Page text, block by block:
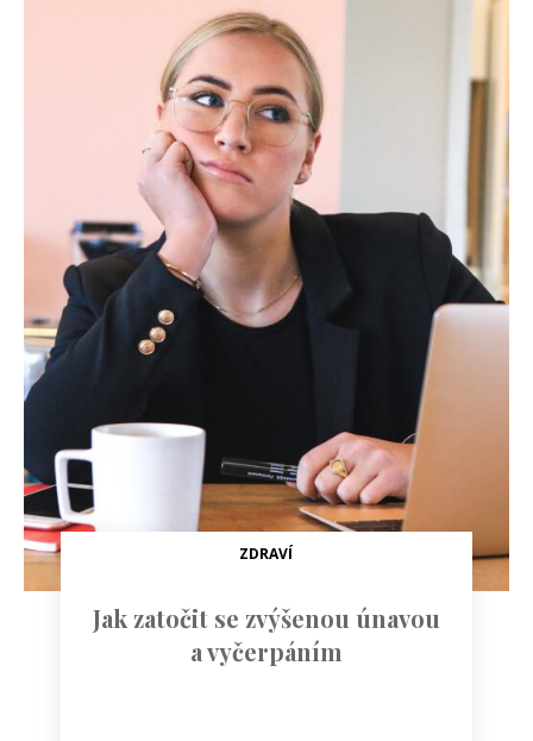
ZDRAVÍ
Jak zatočit se zvýšenou únavou
a vyčerpáním